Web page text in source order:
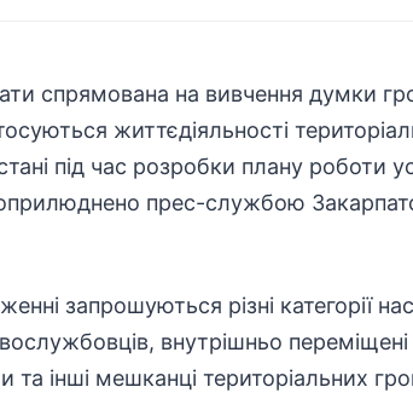
спрямована на вивчення думки
життєдіяльності
під час розробки плану роботи
прес-службою
запрошуються різні категорії
, внутрішньо переміщені
інші мешканці територіальних